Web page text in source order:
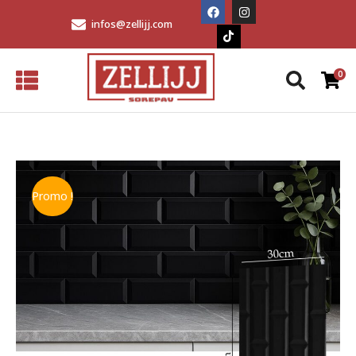
infos@zellijj.com
Promo !